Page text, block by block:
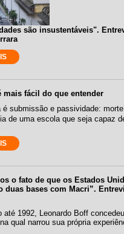
são insustentáveis".
mais fácil do que entender
é submissão e passividade:
de uma escola que seja capaz
o fato de que os Estados
duas bases com Macri”.
até 1992, Leonardo Boff
qual narrou sua própria